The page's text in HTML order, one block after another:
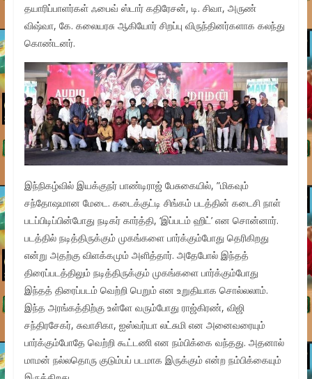
தயாரிப்பாளர்கள் ஃபைவ் ஸ்டார் கதிரேசன், டி. சிவா, அருண்
விஷ்வா, கே. கலையரசு ஆகியோர் சிறப்பு விருந்தினர்களாக கலந்து
கொண்டனர்.
இந்நிகழ்வில் இயக்குநர் பாண்டிராஜ் பேசுகையில், ”மிகவும்
சந்தோஷமான மேடை. கடைக்குட்டி சிங்கம் படத்தின் கடைசி நாள்
படப்பிடிப்பின்போது நடிகர் கார்த்தி, ‘இப்படம் ஹிட்’ என சொன்னார்.
படத்தில் நடித்திருக்கும் முகங்களை பார்க்கும்போது தெரிகிறது
என்று அதற்கு விளக்கமும் அளித்தார். அதேபோல் இந்தத்
திரைப்படத்திலும் நடித்திருக்கும் முகங்களை பார்க்கும்போது
இந்தத் திரைப்படம் வெற்றி பெறும் என உறுதியாக சொல்லலாம்.
இந்த அரங்கத்திற்கு உள்ளே வரும்போது ராஜ்கிரண், விஜி
சந்திரசேகர், சுவாசிகா, ஐஸ்வர்யா லட்சுமி என அனைவரையும்
பார்க்கும்போதே வெற்றி கூட்டணி என நம்பிக்கை வந்தது. அதனால்
மாமன் நல்லதொரு குடும்பப் படமாக இருக்கும் என்ற நம்பிக்கையும்